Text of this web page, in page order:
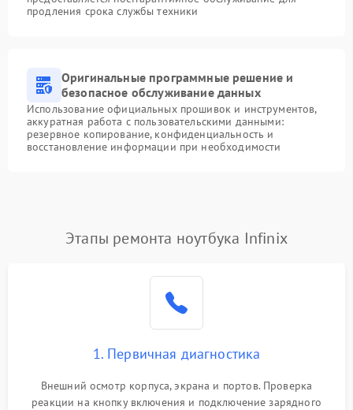
продления срока службы техники
Оригинальные программные решение и
безопасное обслуживание данных
Использование официальных прошивок и инструментов,
аккуратная работа с пользовательскими данными:
резервное копирование, конфиденциальность и
восстановление информации при необходимости
Этапы ремонта ноутбука Infinix
1. Первичная диагностика
Внешний осмотр корпуса, экрана и портов. Проверка
реакции на кнопку включения и подключение зарядного